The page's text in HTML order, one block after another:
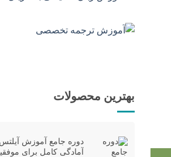
بهترین محصولات
دوره جامع آموزش آیلتس
آمادگی کامل برای